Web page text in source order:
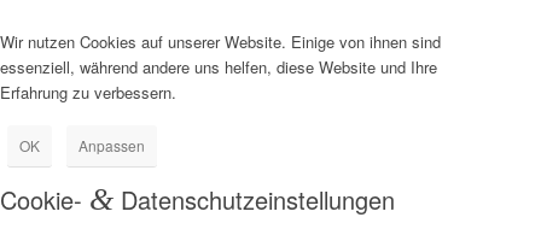
Wir nutzen Cookies auf unserer Website. Einige von ihnen sind
essenziell, während andere uns helfen, diese Website und Ihre
Erfahrung zu verbessern.
OK Anpassen
Cookie- & Datenschutzeinstellungen